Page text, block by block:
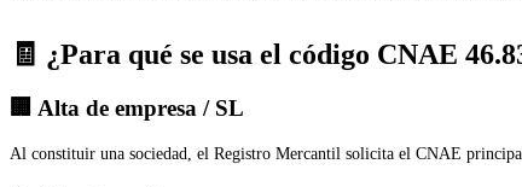
🧾 ¿Para qué se usa el código CNAE
🏢 Alta de empresa / SL
Al constituir una sociedad, el Registro Mercantil solicita el CNAE